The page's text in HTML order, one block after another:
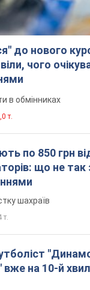
до нового
чого
в обмінниках
т.
по 850 грн
що не так
шахраїв
т.
вже на 10-й